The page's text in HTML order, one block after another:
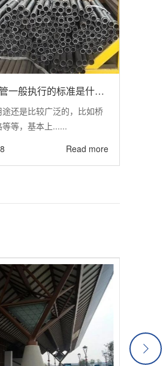
威海声测管一般执行的标准是什么？
还是比较广泛的，比如桥
等，基本上......
Read more